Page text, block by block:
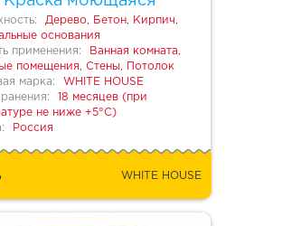
Дерево, Бетон, Кирпич,
основания
применения:
Ванная комната,
помещения, Стены, Потолок
марка:
WHITE HOUSE
18 месяцев (при
не ниже +5°С)
Россия
WHITE HOUSE